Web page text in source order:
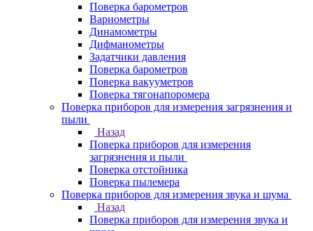
Поверка барометров
Вариометры
Динамометры
Дифманометры
Задатчики давления
Поверка барометров
Поверка вакууметров
Поверка тягонапоромера
Поверка приборов для измерения загрязнения и
пыли
Назад
Поверка приборов для измерения
загрязнения и пыли
Поверка отстойника
Поверка пылемера
Поверка приборов для измерения звука и шума
Назад
Поверка приборов для измерения звука и